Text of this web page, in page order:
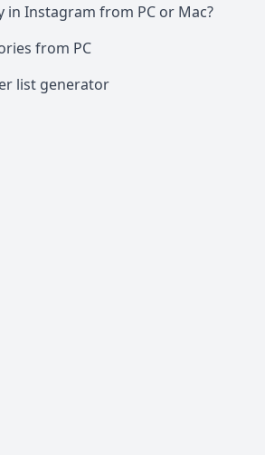
in Instagram from PC or Mac?
from PC
list generator